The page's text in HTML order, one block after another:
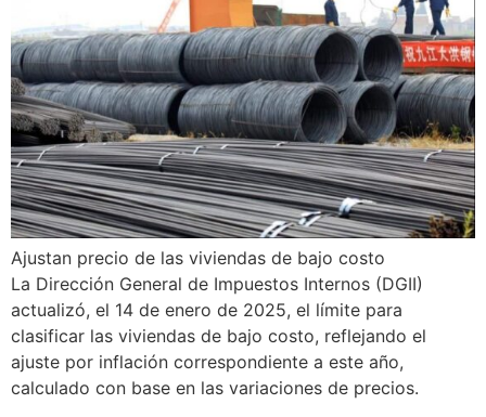
Ajustan precio de las viviendas de bajo costo
La Dirección General de Impuestos Internos (DGII)
actualizó, el 14 de enero de 2025, el límite para
clasificar las viviendas de bajo costo, reflejando el
ajuste por inflación correspondiente a este año,
calculado con base en las variaciones de precios.